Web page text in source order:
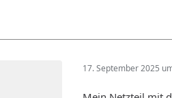
17. September 2025